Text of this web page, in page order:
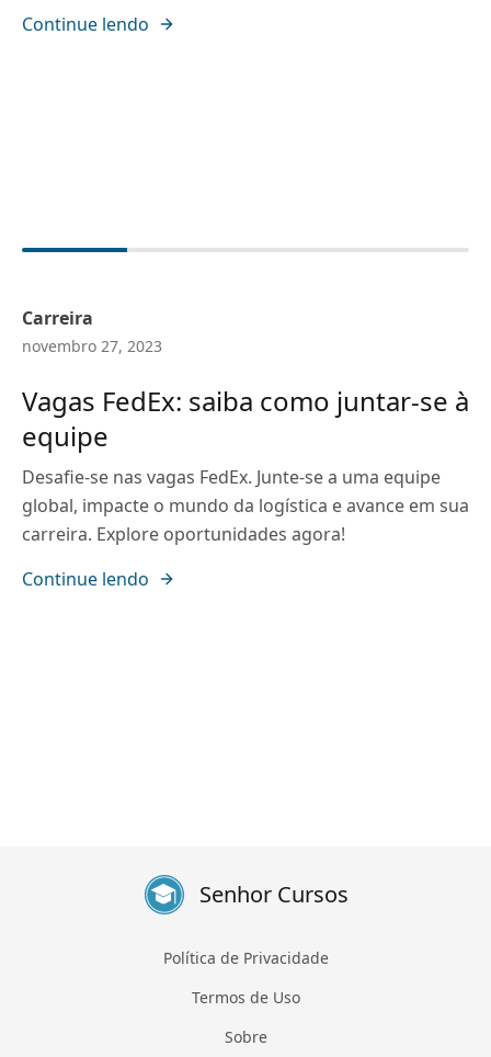
Continue lendo
Carreira
novembro 27, 2023
Vagas FedEx: saiba como juntar-se à
equipe
Desafie-se nas vagas FedEx. Junte-se a uma equipe
global, impacte o mundo da logística e avance em sua
carreira. Explore oportunidades agora!
Continue lendo
Senhor Cursos
Política de Privacidade
Termos de Uso
Sobre